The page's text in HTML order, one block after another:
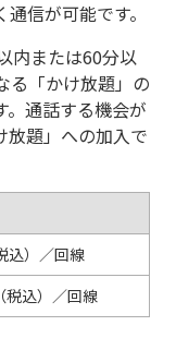
信が可能です。
内または60分以
る「かけ放題」の
。通話する機会が
放題」への加入で
込）／回線
税込）／回線